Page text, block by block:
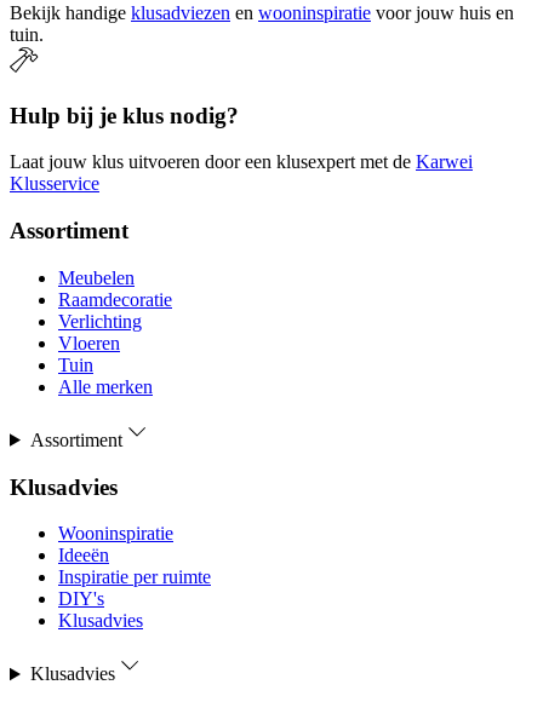
Bekijk handige klusadviezen en wooninspiratie voor jouw huis en
tuin.
Hulp bij je klus nodig?
Laat jouw klus uitvoeren door een klusexpert met de Karwei
Klusservice
Assortiment
Meubelen
Raamdecoratie
Verlichting
Vloeren
Tuin
Alle merken
Assortiment
Klusadvies
Wooninspiratie
Ideeën
Inspiratie per ruimte
DIY's
Klusadvies
Klusadvies